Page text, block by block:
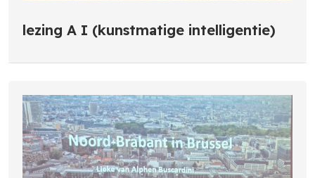
lezing A I (kunstmatige intelligentie)